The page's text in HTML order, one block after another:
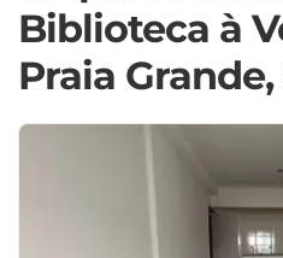
Biblioteca à
Praia Grande,